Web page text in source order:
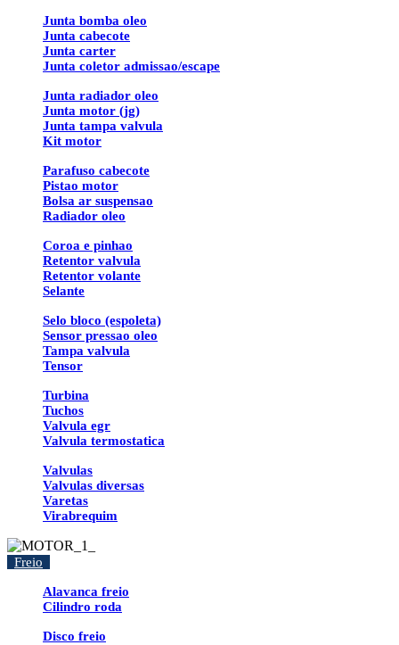
Junta bomba oleo
Junta cabecote
Junta carter
Junta coletor admissao/escape
Junta radiador oleo
Junta motor (jg)
Junta tampa valvula
Kit motor
Parafuso cabecote
Pistao motor
Bolsa ar suspensao
Radiador oleo
Coroa e pinhao
Retentor valvula
Retentor volante
Selante
Selo bloco (espoleta)
Sensor pressao oleo
Tampa valvula
Tensor
Turbina
Tuchos
Valvula egr
Valvula termostatica
Valvulas
Valvulas diversas
Varetas
Virabrequim
Freio
Alavanca freio
Cilindro roda
Disco freio